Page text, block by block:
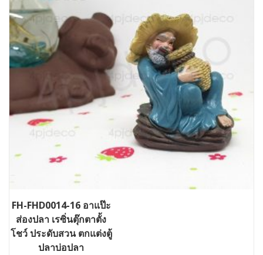
FH-FHD0014-16 อาแป๊ะ
ส่องปลา เรซิ่นตุ๊กตาตั้ง
โชว์ ประดับสวน ตกแต่งตู้
ปลาบ่อปลา